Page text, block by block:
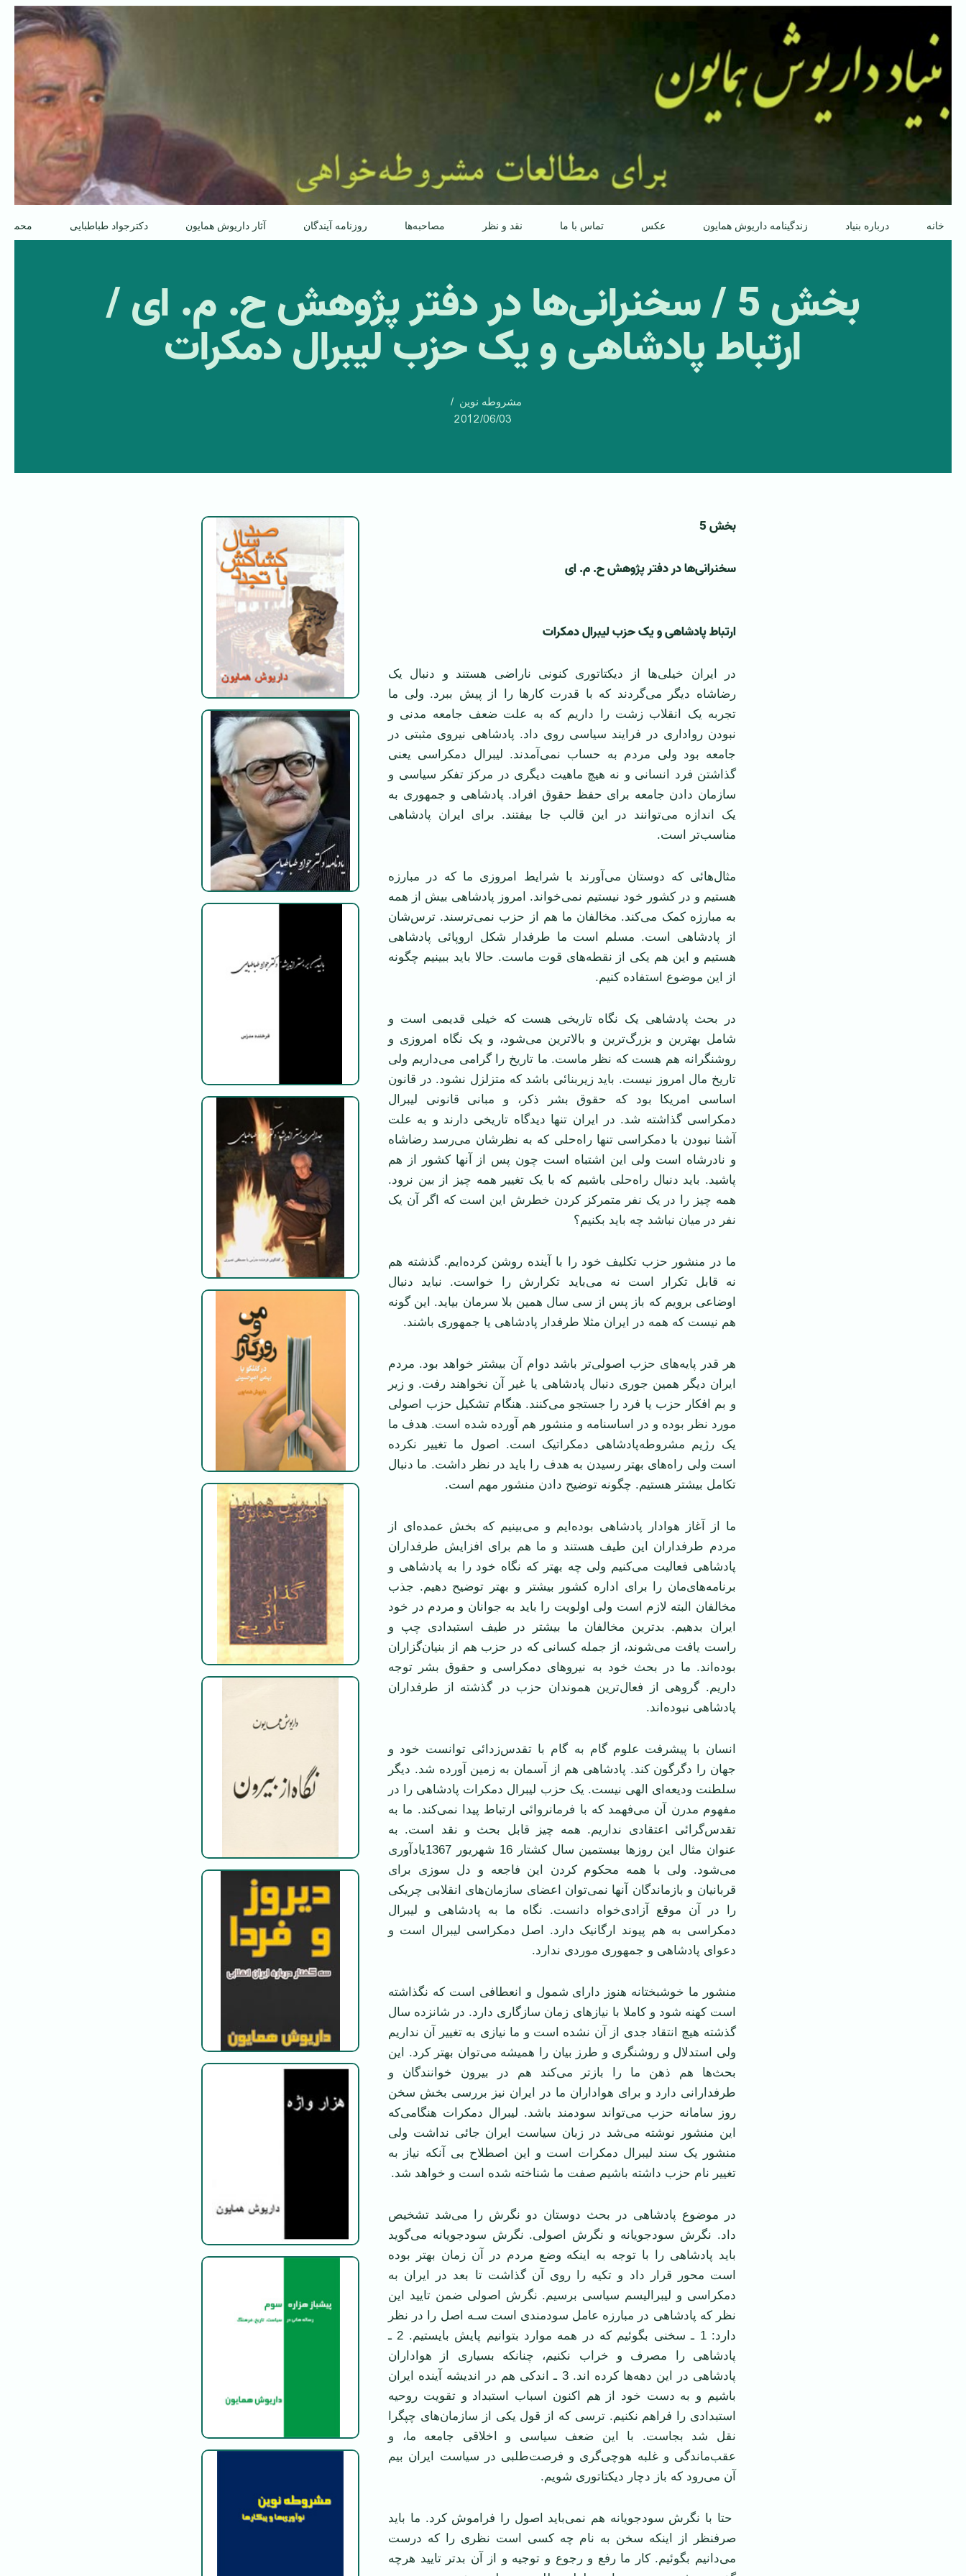
پرش
محتوا
خانه درباره بنیاد زندگینامه داریوش همایون عکس تماس با ما نقد و نظر مصاحبه‌ها روزنامه آیندگان آثار داریوش همایون دکترجواد طباطبایی
بخش 5 / سخنرانی‌ها در دفتر پژوهش ح. م. ای /
ارتباط پادشاهی و یک حزب لیبرال دمکرات
مشروطه نوین
2012/06/03
بخش 5
سخنرانی‌ها در دفتر پژوهش ح. م. ای
ارتباط پادشاهی و یک حزب لیبرال دمکرات
در ایران خیلی‌ها از دیکتاتوری کنونی ناراضی هستند و دنبال یک
رضاشاه دیگر می‌گردند که با قدرت کار‌ها را از پیش ببرد. ولی ما
تجربه یک انقلاب زشت را داریم که به علت ضعف جامعه مدنی و
نبودن رواداری در فرایند سیاسی روی داد. پادشاهی نیروی مثبتی در
جامعه بود ولی مردم به حساب نمی‌آمدند. لیبرال دمکراسی یعنی
گذاشتن فرد انسانی و نه هیچ ماهیت دیگری در مرکز تفکر سیاسی و
سازمان دادن جامعه برای حفظ حقوق افراد. پادشاهی و جمهوری به
یک اندازه می‌توانند در این قالب جا بیفتند. برای ایران پادشاهی
مناسب‌تر است.
مثال‌هائی که دوستان می‌آورند با شرایط امروزی ما که در مبارزه
هستیم و در کشور خود نیستیم نمی‌خواند. امروز پادشاهی بیش از همه
به مبارزه کمک می‌کند. مخالفان ما هم از حزب نمی‌ترسند. ترس‌شان
از پادشاهی است. مسلم است ما طرفدار شکل اروپائی پادشاهی
هستیم و این هم یکی از نقطه‌های قوت ماست. حالا باید ببینیم چگونه
از این موضوع استفاده کنیم.
در بحث پادشاهی یک نگاه تاریخی هست که خیلی قدیمی ‌است و
شامل بهترین و بزرگ‌ترین و بالاترین می‌شود، و یک نگاه امروزی و
روشنگرانه هم هست که نظر ماست. ما تاریخ را گرامی ‌می‌داریم ولی
تاریخ مال امروز نیست. باید زیربنائی باشد که متزلزل نشود. در قانون
اساسی امریکا بود که حقوق بشر ذکر، و مبانی قانونی لیبرال
دمکراسی گذاشته شد. در ایران تنها دیدگاه تاریخی دارند و به علت
آشنا نبودن با دمکراسی تنها راه‌حلی که به نظرشان می‌رسد رضاشاه
و نادرشاه است ولی این اشتباه است چون پس از آنها کشور از هم
پاشید. باید دنبال راه‌حلی باشیم که با یک تغییر همه چیز از بین نرود.
همه چیز را در یک نفر متمرکز کردن خطرش این است که اگر آن یک
نفر در میان نباشد چه باید بکنیم؟
ما در منشور حزب تکلیف خود را با آینده روشن کرده‌ایم. گذشته هم
نه قابل تکرار است نه می‌باید تکرارش را خواست. نباید دنبال
اوضاعی برویم که باز پس از سی سال همین بلا سرمان بیاید. این گونه
هم نیست که همه در ایران مثلا طرفدار پادشاهی یا جمهوری باشند.
هر قدر پایه‌های حزب اصولی‌تر باشد دوام آن بیشتر خواهد بود. مردم
ایران دیگر همین جوری دنبال پادشاهی یا غیر آن نخواهند رفت. و زیر
و بم افکار حزب یا فرد را جستجو می‌کنند. هنگام تشکیل حزب اصولی
مورد نظر بوده و در اساسنامه و منشور هم آورده شده است. هدف ما
یک رژیم مشروطه‌پادشاهی دمکراتیک است. اصول ما تغییر نکرده
است ولی راه‌های بهتر رسیدن به هدف را باید در نظر داشت. ما دنبال
تکامل بیشتر هستیم. چگونه توضیح دادن منشور مهم است.
ما از آغاز هوادار پادشاهی بوده‌ایم و می‌بینیم که بخش عمده‌ای از
مردم طرفداران این طیف هستند و ما هم برای افزایش طرفداران
پادشاهی فعالیت می‌کنیم ولی چه بهتر که نگاه خود را به پادشاهی و
برنامه‌های‌مان را برای اداره کشور بیشتر و بهتر توضیح دهیم. جذب
مخالفان البته لازم است ولی اولویت را باید به جوانان و مردم در خود
ایران بدهیم. بدترین مخالفان ما بیشتر در طیف استبدادی چپ و
راست یافت می‌شوند، از جمله کسانی که در حزب هم از بنیان‌گزاران
بوده‌اند. ما در بحث خود به نیرو‌های دمکراسی و حقوق بشر توجه
داریم. گروهی از فعال‌ترین هموندان حزب در گذشته از طرفداران
پادشاهی نبوده‌اند.
انسان با پیشرفت علوم گام به گام با تقدس‌زدائی توانست خود و
جهان را دگرگون کند. پادشاهی هم از آسمان به زمین آورده شد. دیگر
سلطنت ودیعه‌ای الهی نیست. یک حزب لیبرال دمکرات پادشاهی را در
مفهوم مدرن آن می‌فهمد که با فرمانروائی ارتباط پیدا نمی‌کند. ما به
تقدس‌گرائی اعتقادی نداریم. همه چیز قابل بحث و نقد است. به
عنوان مثال این روز‌ها بیستمین سال کشتار 16 شهریور 1367یادآوری
می‌شود. ولی با همه محکوم کردن این فاجعه و دل سوزی برای
قربانیان و بازماندگان آنها نمی‌توان اعضای سازمان‌های انقلابی چریکی
را در آن موقع آزادی‌خواه دانست. نگاه ما به پادشاهی و لیبرال
دمکراسی به هم پیوند ارگانیک دارد. اصل دمکراسی لیبرال است و
دعوای پادشاهی و جمهوری موردی ندارد.
منشور ما خوشبختانه هنوز دارای شمول و انعطافی است که نگذاشته
است کهنه شود و کاملا با نیاز‌های زمان سازگاری دارد. در شانزده سال
گذشته هیچ انتقاد جدی از آن نشده است و ما نیازی به تغییر آن نداریم
ولی استدلال و روشنگری و طرز بیان را همیشه می‌توان بهتر کرد. این
بحث‌ها هم ذهن ما را بازتر می‌کند هم در بیرون خوانندگان و
طرفدارانی دارد و برای هواداران ما در ایران نیز بررسی بخش سخن
روز سامانه حزب می‌تواند سودمند باشد. لیبرال دمکرات هنگامی‌که
این منشور نوشته می‌شد در زبان سیاست ایران جائی نداشت ولی
منشور یک سند لیبرال دمکرات است و این اصطلاح بی آنکه نیاز به
تغییر نام حزب داشته باشیم صفت ما شناخته شده است و خواهد شد.
در موضوع پادشاهی در بحث دوستان دو نگرش را می‌شد تشخیص
داد. نگرش سودجویانه و نگرش اصولی. نگرش سودجویانه می‌گوید
باید پادشاهی را با توجه به اینکه وضع مردم در آن زمان بهتر بوده
است محور قرار داد و تکیه را روی آن گذاشت تا بعد در ایران به
دمکراسی و لیبرالیسم سیاسی برسیم. نگرش اصولی ضمن تایید این
نظر که پادشاهی در مبارزه عامل سودمندی است سـه اصل را در نظر
دارد: 1 ـ سخنی بگوئیم که در همه موارد بتوانیم پایش بایستیم. 2 ـ
پادشاهی را مصرف و خراب نکنیم، چنانکه بسیاری از هواداران
پادشاهی در این دهه‌ها کرده اند. 3 ـ اندکی هم در اندیشه آینده ایران
باشیم و به دست خود از هم اکنون اسباب استبداد و تقویت روحیه
استبدادی را فراهم نکنیم. ترسی که از قول یکی از سازمان‌های چپگرا
نقل شد بجاست. با این ضعف سیاسی و اخلاقی جامعه ما، و
عقب‌ماندگی و غلبه هوچی‌گری و فرصت‌طلبی در سیاست ایران بیم
آن می‌رود که باز دچار دیکتاتوری شویم.
حتا با نگرش سودجویانه هم نمی‌باید اصول را فراموش کرد. ما باید
صرفنظر از اینکه سخن به نام چه کسی است نظری را که درست
می‌دانیم بگوئیم. کار ما رفع و رجوع و توجیه و از آن بدتر تایید هرچه